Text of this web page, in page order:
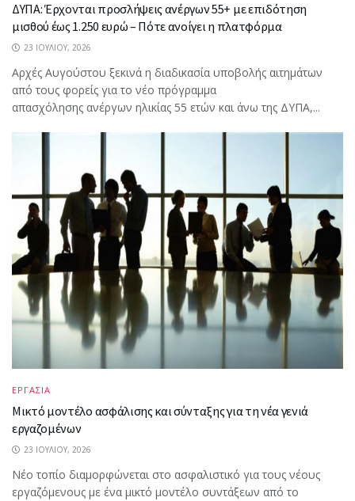
ΔΥΠΑ: Έρχονται προσλήψεις ανέργων 55+ με επιδότηση
μισθού έως 1.250 ευρώ – Πότε ανοίγει η πλατφόρμα
23 ΙΟΥΛΊΟΥ, 2026
Αρχές Αυγούστου ξεκινά η διαδικασία υποβολής αιτημάτων
από τους φορείς για το νέο πρόγραμμα
απασχόλησης ανέργων ηλικίας 55 ετών και άνω της ΔΥΠΑ,...
ΕΡΓΑΣΙΑ
Μικτό μοντέλο ασφάλισης και σύνταξης για τη νέα γενιά
εργαζομένων
23 ΙΟΥΛΊΟΥ, 2026
Νέο τοπίο διαμορφώνεται στο ασφαλιστικό για τους νέους
εργαζόμενους με ένα μικτό μοντέλο συντάξεων από το